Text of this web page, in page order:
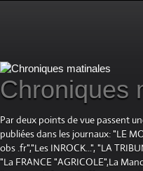
Chroniques
Par deux points de vue passent
publiées dans les journaux: "LE
obs .fr","Les INROCK...", "LA
"La FRANCE "AGRICOLE",La